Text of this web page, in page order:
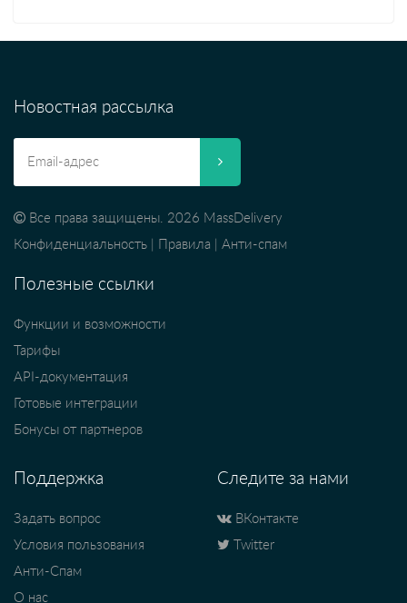
Новостная рассылка
Все права защищены. 2026 MassDelivery
Конфиденциальность
Правила Анти-спам
Полезные ссылки
Функции и возможности
Тарифы
API-документация
Готовые интеграции
Бонусы от партнеров
Поддержка
Задать вопрос
Условия пользования
Анти-Спам
О нас
Следите за нами
ВКонтакте
Twitter